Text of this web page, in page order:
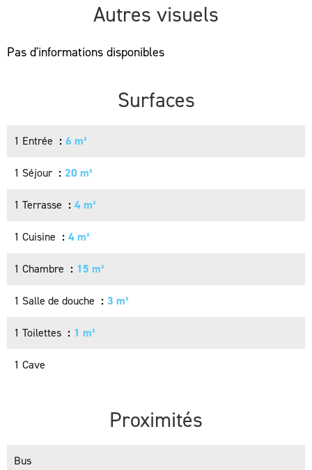
Autres visuels
Pas d'informations disponibles
Surfaces
1 Entrée 6 m²
1 Séjour 20 m²
1 Terrasse 4 m²
1 Cuisine 4 m²
1 Chambre 15 m²
1 Salle de douche 3 m²
1 Toilettes 1 m²
1 Cave
Proximités
Bus